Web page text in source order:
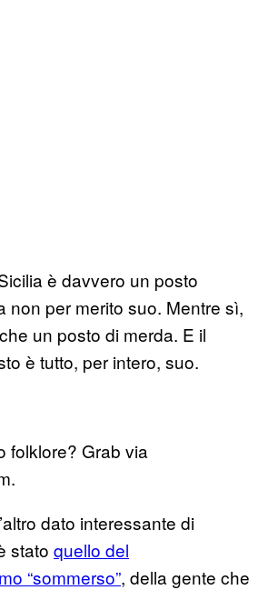
è davvero un posto
non per merito suo. Mentre sì,
un posto di merda. E il
è tutto, per intero, suo.
folklore? Grab via
dato interessante di
stato quello del
“sommerso”, della gente che